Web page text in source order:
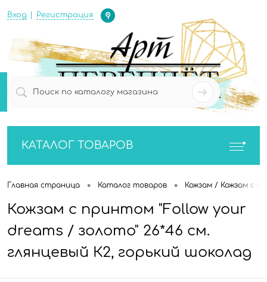
Вход Регистрация
Определение
0
КАТАЛОГ ТОВАРОВ
Главная страница • Каталог товаров • Кожзам / Кожзам с
Кожзам с принтом "Follow your
dreams / золото" 26*46 см.
глянцевый К2, горький шоколад